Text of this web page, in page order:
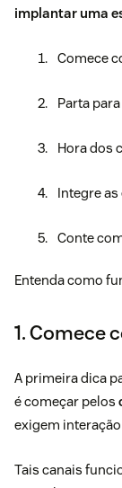
implantar uma
Comece
Parta
Hora dos
Integre
Conte
Entenda como
1. Comece
A primeira dica
é começar pelos
exigem
Tais canais